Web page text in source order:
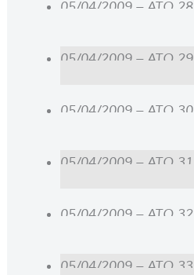
05/04/2009 – ATO 28
05/04/2009 – ATO 29
05/04/2009 – ATO 30
05/04/2009 – ATO 31
05/04/2009 – ATO 32
05/04/2009 – ATO 33